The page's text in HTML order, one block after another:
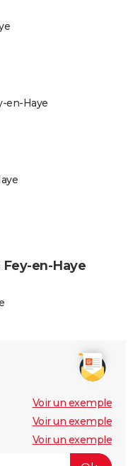
en-Haye
en-Haye
Voir un exemple
Voir un exemple
Voir un exemple